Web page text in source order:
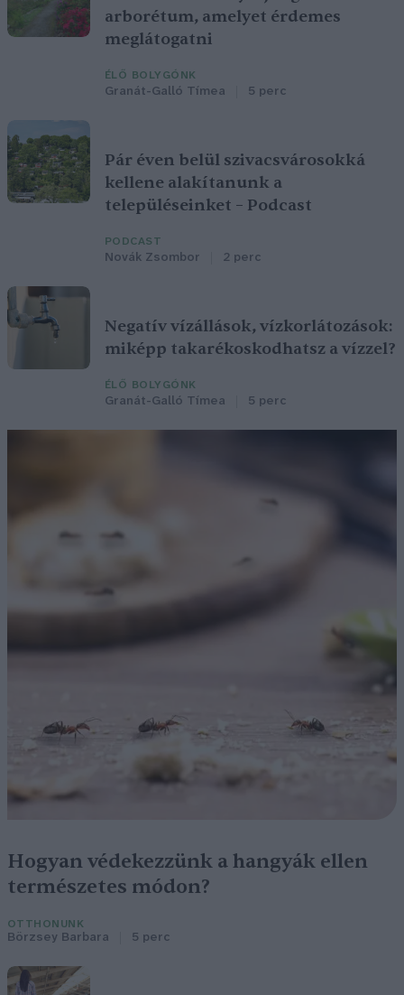
arborétum, amelyet érdemes
meglátogatni
ÉLŐ BOLYGÓNK
Granát-Galló Tímea 5 perc
Pár éven belül szivacsvárosokká
kellene alakítanunk a
településeinket – Podcast
PODCAST
Novák Zsombor 2 perc
Negatív vízállások, vízkorlátozások:
miképp takarékoskodhatsz a vízzel?
ÉLŐ BOLYGÓNK
Granát-Galló Tímea 5 perc
Hogyan védekezzünk a hangyák ellen
természetes módon?
OTTHONUNK
Börzsey Barbara 5 perc